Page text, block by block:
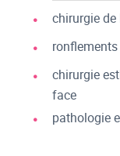
chirurgie
chirurgie
face
pathologie